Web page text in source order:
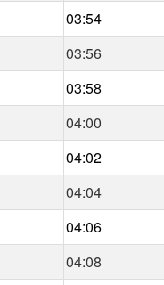
03:54
03:56
03:58
04:00
04:02
04:04
04:06
04:08